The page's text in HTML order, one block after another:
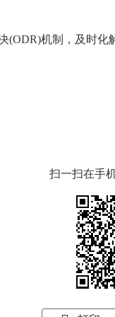
机制，及时化
扫一扫在手